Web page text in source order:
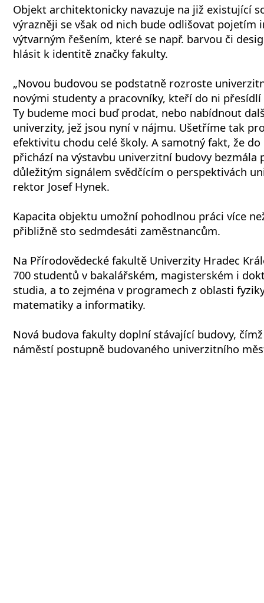
Objekt architektonicky navazuje na již existující
výrazněji se však od nich bude odlišovat pojetím
výtvarným řešením, které se např. barvou či
hlásit k identitě značky fakulty.
„Novou budovou se podstatně rozroste
novými studenty a pracovníky, kteří do ni přesídlí
Ty budeme moci buď prodat, nebo nabídnout
univerzity, jež jsou nyní v nájmu. Ušetříme tak
efektivitu chodu celé školy. A samotný fakt, že
přichází na výstavbu univerzitní budovy
důležitým signálem svědčícím o perspektivách
rektor Josef Hynek.
Kapacita objektu umožní pohodlnou práci více
přibližně sto sedmdesáti zaměstnancům.
Na Přírodovědecké fakultě Univerzity Hradec
700 studentů v bakalářském, magisterském i
studia, a to zejména v programech z oblasti
matematiky a informatiky.
Nová budova fakulty doplní stávající budovy,
náměstí postupně budovaného univerzitního